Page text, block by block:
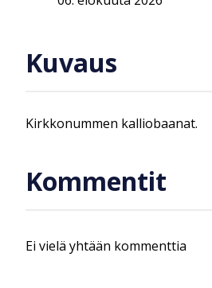
Kuvaus
Kirkkonummen kalliobaanat.
Kommentit
Ei vielä yhtään kommenttia